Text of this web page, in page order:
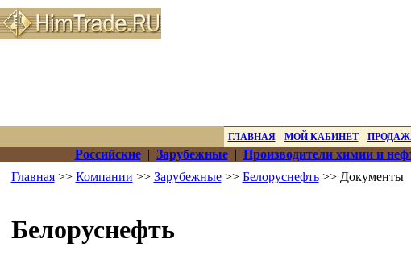
ГЛАВНАЯ МОЙ КАБИНЕТ
Российские| Зарубежные| Производители химии и
Главная>> Компании >> Зарубежные>> Белоруснефть>> Документы
Белоруснефть